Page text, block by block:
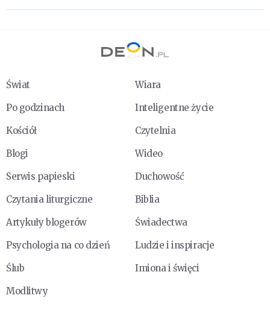
Świat
Wiara
Po godzinach
Inteligentne życie
Kościół
Czytelnia
Blogi
Wideo
Serwis papieski
Duchowość
Czytania liturgiczne
Biblia
Artykuły blogerów
Świadectwa
Psychologia na co dzień
Ludzie i inspiracje
Ślub
Imiona i święci
Modlitwy